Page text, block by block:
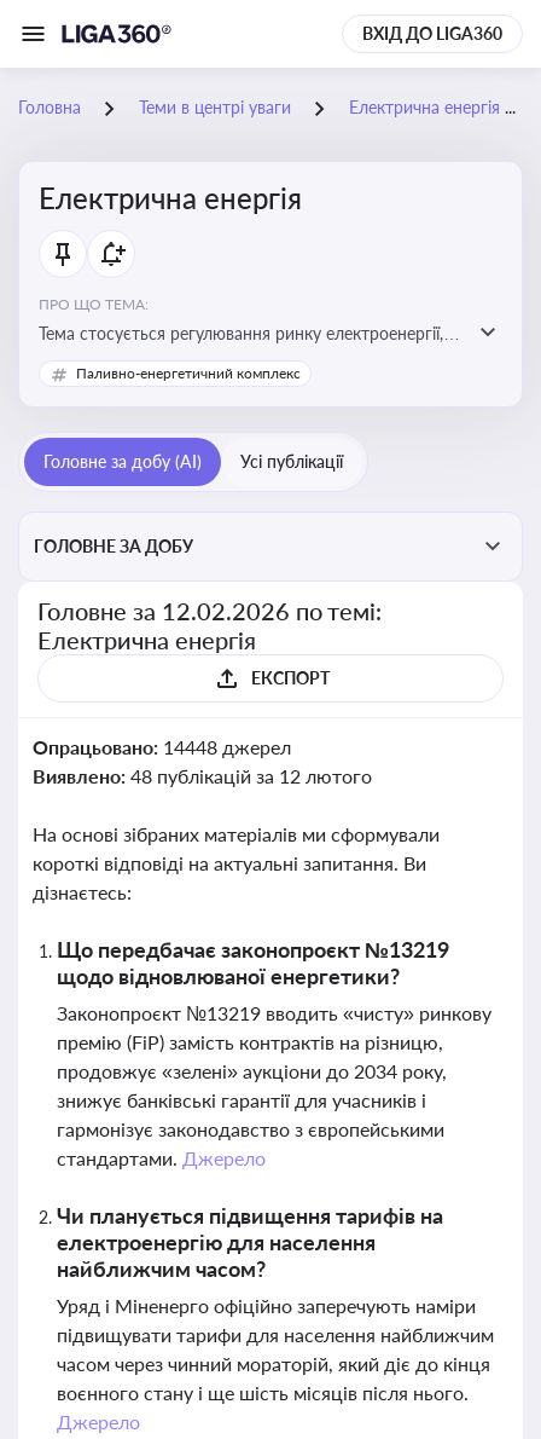
ВХІД ДО LIGA360
Головна Теми в центрі уваги Електрична енергія
Електрична енергія
ПРО ЩО ТЕМА:
Тема стосується регулювання ринку електроенергії,
включаючи її виробництво, постачання та фінансові
стимули для відновлюваної енергетики
Паливно-енергетичний комплекс
Головне за добу (AI) Усі публікації
ГОЛОВНЕ ЗА ДОБУ
Головне за 12.02.2026 по темі:
Електрична енергія
ЕКСПОРТ
Опрацьовано: 14448 джерел
Виявлено: 48 публікацій за 12 лютого
На основі зібраних матеріалів ми сформували
короткі відповіді на актуальні запитання. Ви
дізнаєтесь:
Що передбачає законопроєкт №13219
щодо відновлюваної енергетики?
Законопроєкт №13219 вводить «чисту» ринкову
премію (FiP) замість контрактів на різницю,
продовжує «зелені» аукціони до 2034 року,
знижує банківські гарантії для учасників і
гармонізує законодавство з європейськими
стандартами. Джерело
Чи планується підвищення тарифів на
електроенергію для населення
найближчим часом?
Уряд і Міненерго офіційно заперечують наміри
підвищувати тарифи для населення найближчим
часом через чинний мораторій, який діє до кінця
воєнного стану і ще шість місяців після нього.
Джерело